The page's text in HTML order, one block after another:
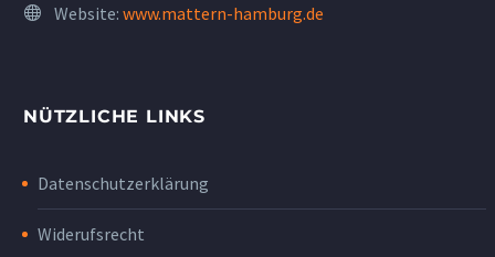
Website: www.mattern-hamburg.de
NÜTZLICHE LINKS
Datenschutzerklärung
Widerufsrecht